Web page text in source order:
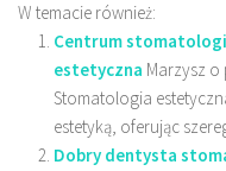
W temacie również:
Centrum
estetyczna Marzysz o
Stomatologia
estetyką, oferując
Dobry dentysta